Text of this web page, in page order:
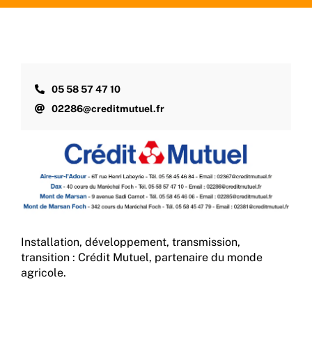
05 58 57 47 10
02286@creditmutuel.fr
Installation, développement, transmission,
transition : Crédit Mutuel, partenaire du monde
agricole.